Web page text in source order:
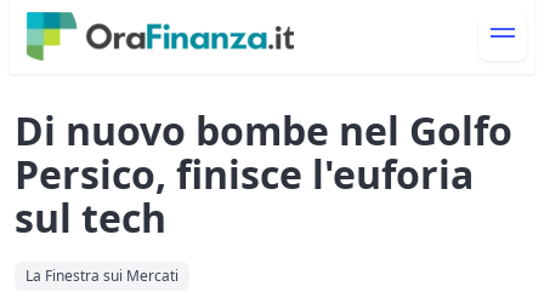
Di nuovo bombe nel Golfo
Persico, finisce l'euforia
sul tech
La Finestra sui Mercati